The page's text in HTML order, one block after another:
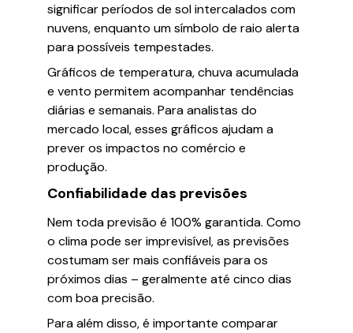
significar períodos de sol intercalados com
nuvens, enquanto um símbolo de raio alerta
para possíveis tempestades.
Gráficos de temperatura, chuva acumulada
e vento permitem acompanhar tendências
diárias e semanais. Para analistas do
mercado local, esses gráficos ajudam a
prever os impactos no comércio e
produção.
Confiabilidade das previsões
Nem toda previsão é 100% garantida. Como
o clima pode ser imprevisível, as previsões
costumam ser mais confiáveis para os
próximos dias – geralmente até cinco dias
com boa precisão.
Para além disso, é importante comparar